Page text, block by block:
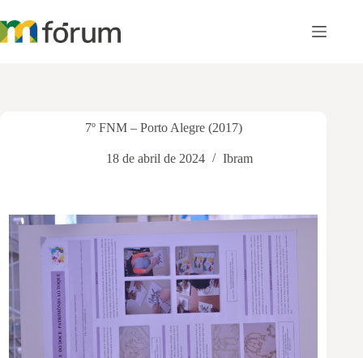
para
o
7º FNM – Porto Alegre (2017)
18 de abril de 2024 Ibram